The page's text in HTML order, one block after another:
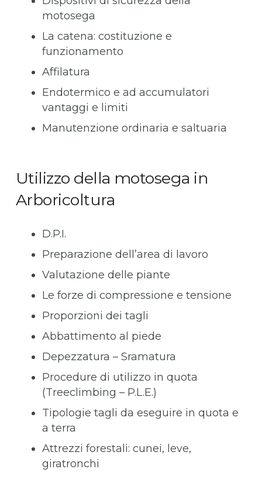
motosega
La catena: costituzione e
funzionamento
Affilatura
Endotermico e ad accumulatori
vantaggi e limiti
Manutenzione ordinaria e saltuaria
Utilizzo della motosega in
Arboricoltura
D.P.I.
Preparazione dell’area di lavoro
Valutazione delle piante
Le forze di compressione e tensione
Proporzioni dei tagli
Abbattimento al piede
Depezzatura – Sramatura
Procedure di utilizzo in quota
(Treeclimbing – P.L.E.)
Tipologie tagli da eseguire in quota e
a terra
Attrezzi forestali: cunei, leve,
giratronchi